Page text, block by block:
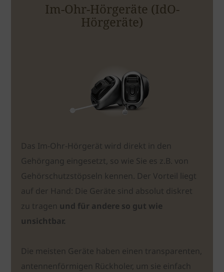
Im-Ohr-Hörgeräte (IdO-
Hörgeräte)
Das Im-Ohr-Hörgerät wird direkt in den
Gehörgang eingesetzt, so wie Sie es z.B. von
Gehörschutzstöpseln kennen. Der Vorteil liegt
auf der Hand: Die Geräte sind absolut diskret
zu tragen und für andere so gut wie
unsichtbar.
Die meisten Geräte haben einen transparenten,
antennenförmigen Rückholer, um sie einfach